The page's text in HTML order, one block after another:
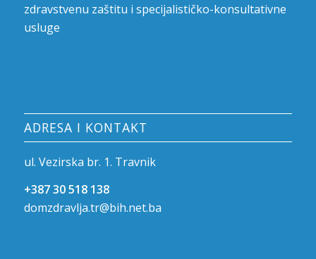
zdravstvenu zaštitu i specijalističko-konsultativne
usluge
ADRESA I KONTAKT
ul. Vezirska br. 1. Travnik
+387 30 518 138
domzdravlja.tr@bih.net.ba